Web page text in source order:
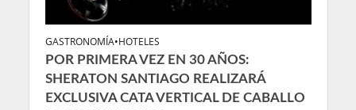
GASTRONOMÍA•HOTELES
POR PRIMERA VEZ EN 30 AÑOS:
SHERATON SANTIAGO REALIZARÁ
EXCLUSIVA CATA VERTICAL DE CABALLO